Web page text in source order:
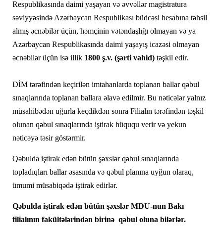
Respublikasında daimi yaşayan və əvvəllər magistratura
səviyyəsində Azərbaycan Respublikası büdcəsi hesabına təhsil
almış əcnəbilər üçün, həmçinin vətəndaşlığı olmayan və ya
Azərbaycan Respublikasında daimi yaşayış icazəsi olmayan
əcnəbilər üçün isə illik 1800 ş.v. (şərti vahid) təşkil edir.
DİM tərəfindən keçirilən imtahanlarda toplanan ballar qəbul
sınaqlarında toplanan ballara əlavə edilmir. Bu nəticələr yalnız
müsahibədən uğurla keçdikdən sonra Filialın tərəfindən təşkil
olunan qəbul sınaqlarında iştirak hüququ verir və yekun
nəticəyə təsir göstərmir.
Qəbulda iştirak edən bütün şəxslər qəbul sınaqlarında
topladıqları ballar əsasında və qəbul planına uyğun olaraq,
ümumi müsabiqədə iştirak edirlər.
Qəbulda iştirak edən bütün şəxslər MDU-nun Bakı
filialının fakültələrindən birinə qəbul oluna bilərlər.